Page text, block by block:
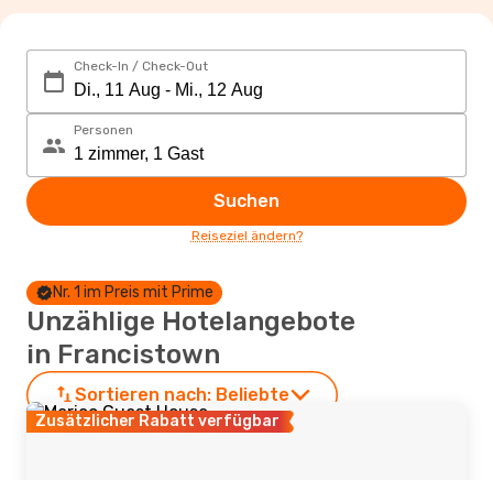
Check-In / Check-Out
Personen
Suchen
Reiseziel ändern?
Nr. 1 im Preis mit Prime
Unzählige Hotelangebote
in Francistown
Sortieren nach: Beliebte
Zusätzlicher Rabatt verfügbar